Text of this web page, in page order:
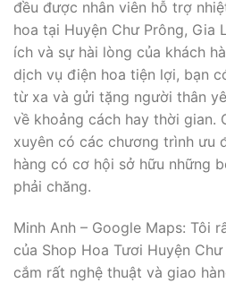
đều được nhân viên hỗ trợ
hoa tại Huyện Chư Prông, Gia
ích và sự hài lòng của khách
dịch vụ điện hoa tiện lợi, bạn
từ xa và gửi tặng người thân
về khoảng cách hay thời gian.
xuyên có các chương trình ưu
hàng có cơ hội sở hữu những
phải chăng.
Minh Anh – Google Maps: Tôi
của Shop Hoa Tươi Huyện
cắm rất nghệ thuật và giao